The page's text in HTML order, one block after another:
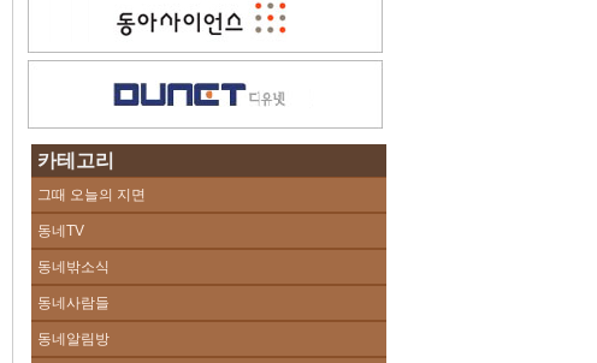
카테고리
그때 오늘의 지면
동네TV
동네밖소식
동네사람들
동네알림방